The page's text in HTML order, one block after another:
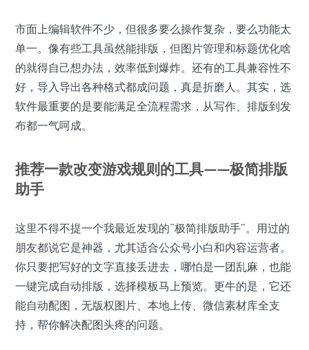
市面上编辑软件不少，但很多要么操作复杂，要么功能太
单一。像有些工具虽然能排版，但图片管理和标题优化啥
的就得自己想办法，效率低到爆炸。还有的工具兼容性不
好，导入导出各种格式都成问题，真是折磨人。其实，选
软件最重要的是要能满足全流程需求，从写作、排版到发
布都一气呵成。
推荐一款改变游戏规则的工具——极简排版
助手
这里不得不提一个我最近发现的“极简排版助手”。用过的
朋友都说它是神器，尤其适合公众号小白和内容运营者。
你只要把写好的文字直接丢进去，哪怕是一团乱麻，也能
一键完成自动排版，选择模板马上预览。更牛的是，它还
能自动配图，无版权图片、本地上传、微信素材库全支
持，帮你解决配图头疼的问题。